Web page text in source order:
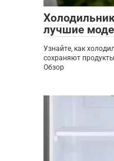
лучшие
Узнайте, как
сохраняют
Обзор